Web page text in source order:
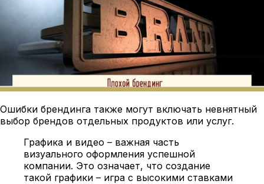
Ошибки брендинга также могут включать невнятный
выбор брендов отдельных продуктов или услуг.
Графика и видео – важная часть
визуального оформления успешной
компании. Это означает, что создание
такой графики – игра с высокими ставками